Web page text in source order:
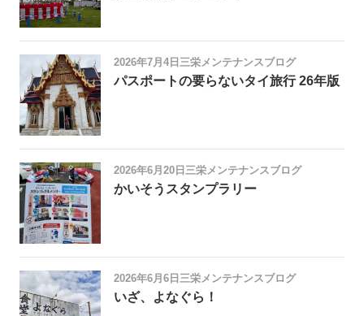
2026年7月4日 三栄メンテナンスブログ
パスポートの要らないタイ旅行 26年版
2026年6月20日 三栄メンテナンスブログ
かいそうスタンプラリー
2026年6月6日 三栄メンテナンスブログ
いざ、よなぐら！